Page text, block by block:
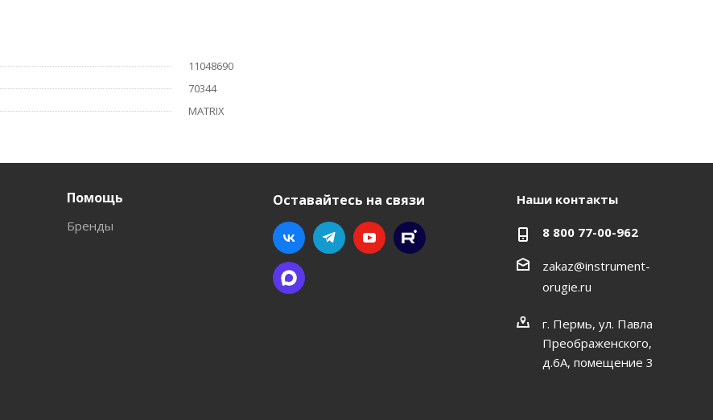
11048690
70344
MATRIX
Помощь
Бренды
Оставайтесь на связи Наши контакты
8 800 77-00-962
zakaz@instrument-
orugie.ru
г. Пермь, ул. Павла
Преображенского,
д.6А, помещение 3